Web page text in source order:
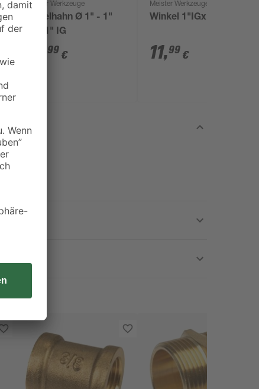
Meister Werkzeuge
Kugelhahn Ø 1" - 1"
IG - 1" IG
99 €
Meister Werkzeuge
Winkel 1"IGx1"AG
11,99 €